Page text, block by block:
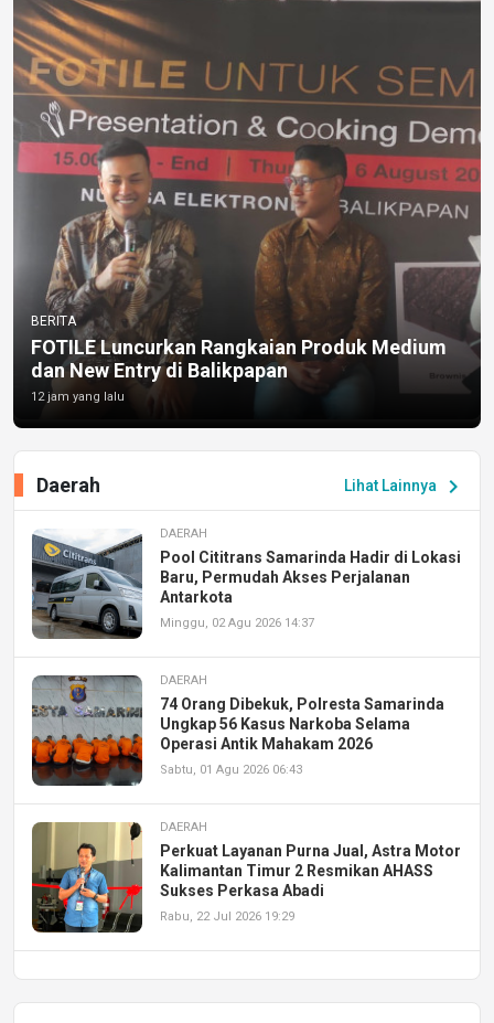
BERITA
FOTILE Luncurkan Rangkaian Produk Medium
dan New Entry di Balikpapan
12 jam yang lalu
Lihat Lainnya chevron_right
Daerah
DAERAH
Pool Cititrans Samarinda Hadir di Lokasi
Baru, Permudah Akses Perjalanan
Antarkota
Minggu, 02 Agu 2026 14:37
DAERAH
74 Orang Dibekuk, Polresta Samarinda
Ungkap 56 Kasus Narkoba Selama
Operasi Antik Mahakam 2026
Sabtu, 01 Agu 2026 06:43
DAERAH
Perkuat Layanan Purna Jual, Astra Motor
Kalimantan Timur 2 Resmikan AHASS
Sukses Perkasa Abadi
Rabu, 22 Jul 2026 19:29